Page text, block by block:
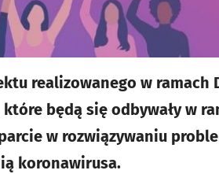
realizowanego w ramach
będą się odbywały w
w rozwiązywaniu
koronawirusa.